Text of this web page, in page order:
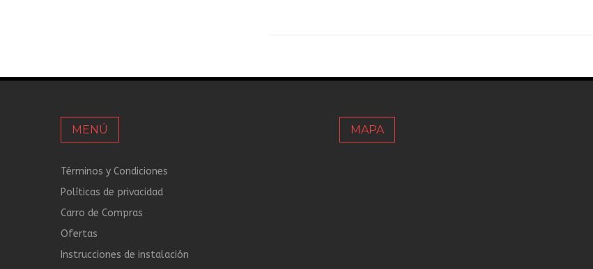
MENÚ
Términos y Condiciones
Políticas de privacidad
Carro de Compras
Ofertas
Instrucciones de instalación
MAPA